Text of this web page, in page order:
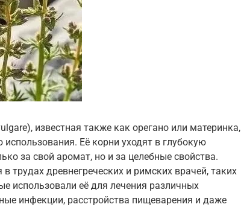
известная также как орегано или материнка,
Её корни уходят в глубокую
за свой аромат, но и за целебные свойства.
трудах древнегреческих и римских врачей, таких
использовали её для лечения различных
инфекции, расстройства пищеварения и даже